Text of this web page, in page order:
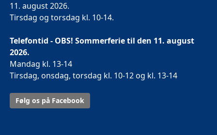
11. august 2026.
Tirsdag og torsdag kl. 10-14.
Telefontid - OBS! Sommerferie til den 11. august
2026.
Mandag kl. 13-14
Tirsdag, onsdag, torsdag kl. 10-12 og kl. 13-14
Følg os på Facebook